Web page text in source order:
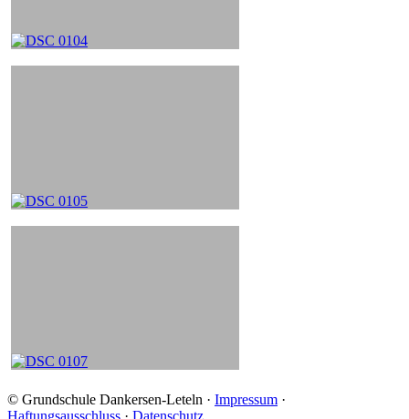
© Grundschule Dankersen-Leteln · Impressum ·
Haftungsausschluss · Datenschutz